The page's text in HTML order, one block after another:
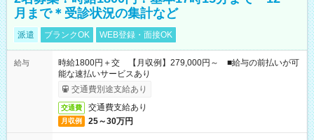
月まで＊受診状況の集計など
派遣 ブランクOK WEB登録・面接OK
給与
時給1800円＋交 【月収例】279,000円～ ■給与の前払いが可
能な速払いサービスあり
交通費別途支給あり
交通費 交通費支給あり
月収例 25～30万円